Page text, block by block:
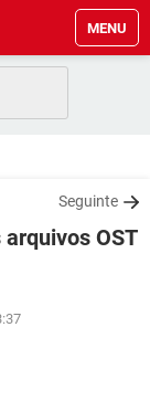
MENU
Seguinte
OST